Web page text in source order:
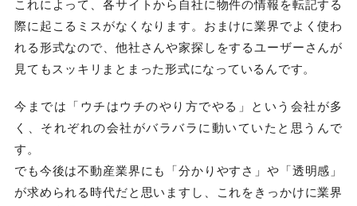
これによって、各サイトから自社に物件の情報を転記する
際に起こるミスがなくなります。おまけに業界でよく使わ
れる形式なので、他社さんや家探しをするユーザーさんが
見てもスッキリまとまった形式になっているんです。
今までは「ウチはウチのやり方でやる」という会社が多
く、それぞれの会社がバラバラに動いていたと思うんで
す。
でも今後は不動産業界にも「分かりやすさ」や「透明感」
が求められる時代だと思いますし、これをきっかけに業界